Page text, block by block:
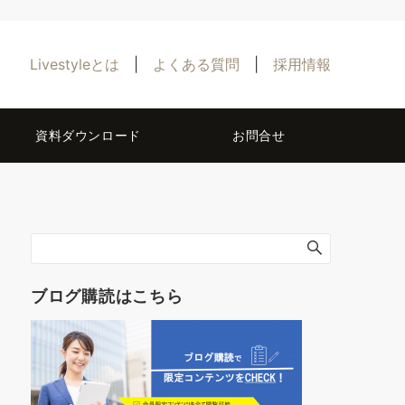
Livestyleとは よくある質問 採用情報
資料ダウンロード お問合せ
ブログ購読はこちら